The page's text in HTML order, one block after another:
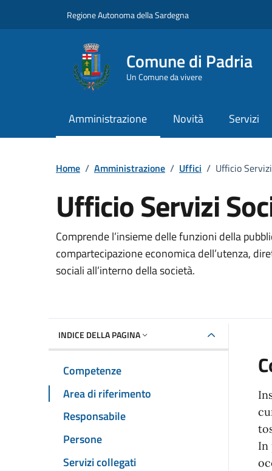
Regione Autonoma della Sardegna
Comune di Padria
Un Comune da vivere
Amministrazione Novità Servizi
Home / Amministrazione / Uffici / Ufficio
Ufficio Servizi
Dettaglio dell'unità
Comprende l’insieme delle funzioni della
compartecipazione economica dell’utenza,
sociali all’interno della società.
INDICE DELLA PAGINA
Competenze
Area di riferimento
Responsabile
Persone
Servizi collegati
In